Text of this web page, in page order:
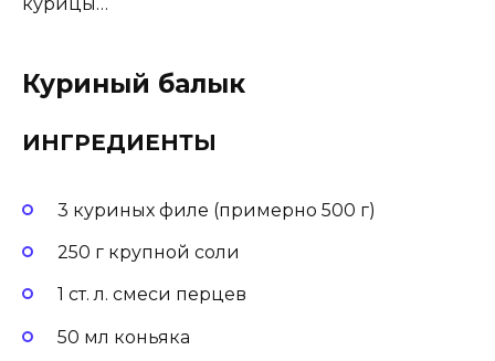
Куриный балык
ИНГРЕДИЕНТЫ
3 куриных филе (примерно 500 г)
250 г крупной соли
1 ст. л. смеси перцев
50 мл коньяка